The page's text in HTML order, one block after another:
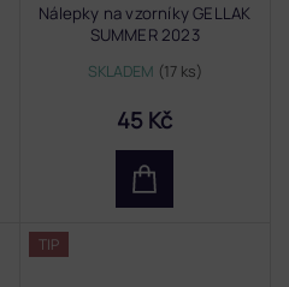
Nálepky na vzorníky GELLAK
SUMMER 2023
SKLADEM (17 ks)
45 Kč
TIP